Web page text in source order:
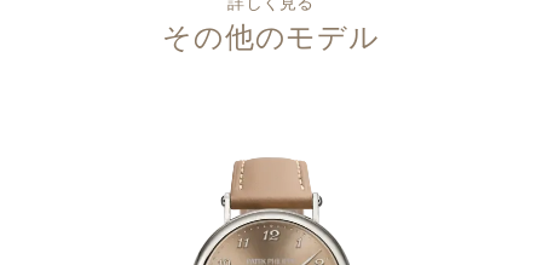
その他のモデル